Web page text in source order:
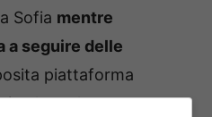
Sofia mentre
a seguire delle
piattaforma
ha voluto